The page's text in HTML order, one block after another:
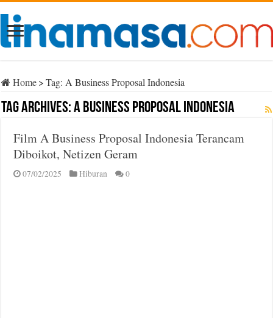
Home> Tag: A Business Proposal Indonesia
Tag Archives:A Business Proposal Indonesia
Film A Business Proposal Indonesia Terancam
Diboikot, Netizen Geram
07/02/2025 Hiburan 0